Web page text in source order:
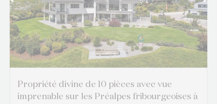
Propriété divine de 10 pièces avec vue
imprenable sur les Préalpes fribourgeoises à